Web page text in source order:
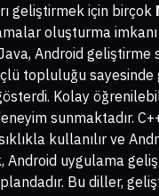
geliştirmek için birçok
oluşturma
Android geliştirme
topluluğu
Kolay
sunmaktadır.
kullanılır ve
Android uygulama
Bu diller,